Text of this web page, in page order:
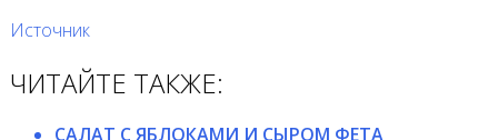
Источник
ЧИТАЙТЕ ТАКЖЕ:
САЛАТ С ЯБЛОКАМИ И СЫРОМ ФЕТА